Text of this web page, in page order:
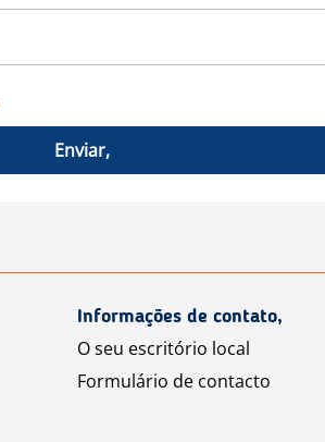
Enviar,
Informações de contato,
O seu escritório local
Formulário de contacto